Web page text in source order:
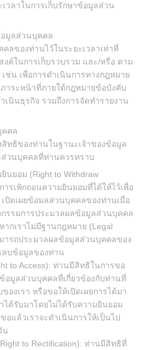
วลาในการเก็บรักษาข้อมูลส่วน
อมูลส่วนบุคคล
ลของท่านไว้ในระยะเวลาเท่าที่
ค์ในการเก็บรวบรวม และ/หรือ ตาม
ช่น เพื่อการดำเนินการทางกฎหมาย
าระหน้าที่ภายใต้กฎหมายข้อบังคับ
นินธุรกิจ รวมถึงการจัดทำรายงาน
คคล
สิทธิของท่านในฐานะเจ้าของข้อมูล
วนบุคคลที่ท่านควรทราบ
นยอม (Right to Withdraw
รเพิกถอนความยินยอมที่ได้ให้ไว้เพื่อ
ปิดเผยข้อมลส่วนบุคคลของท่านเมื่อ
กรรมการประมวลผลข้อมูลส่วนบุคคล
กเราไม่มีฐานกฎหมาย (Legal
ารถประมวลผลข้อมูลส่วนบุคคลของ
ลบข้อมูลของท่าน
to Access): ท่านมีสิทธิในการขอ
อมูลส่วนบุคคลที่เกี่ยวข้องกับท่านที่
องเรา หรือขอให้เปิดเผยการได้มา
ด้รับมาโดยไม่ได้รับความยินยอม
อแล้วเราจะดำเนินการให้เป็นไป
น
to Rectification): ท่านมีสิทธิที่